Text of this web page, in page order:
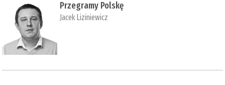
Przegramy Polskę
Jacek Liziniewicz